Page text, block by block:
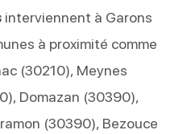
interviennent à Garons
à proximité comme
(30210), Meynes
Domazan (30390),
(30390), Bezouce